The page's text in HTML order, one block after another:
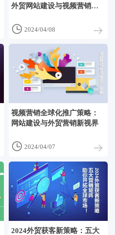
外贸网站建设与视频营销的
 2024/04/08
视频营销全球化推广策略：
网站建设与外贸营销新视界
 2024/04/07
2024外贸获客新策略：五大